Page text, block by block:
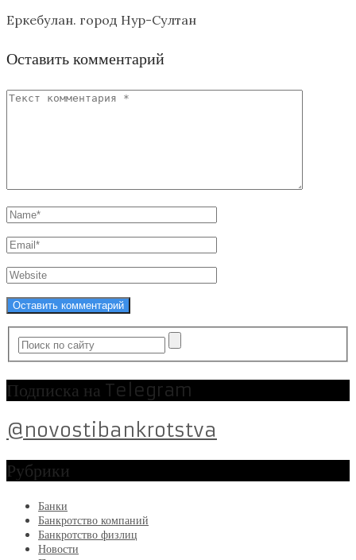
Еркебулан. город Нур-Султан
Оставить комментарий
Подписка на Telegram
@novostibankrotstva
Рубрики
Банки
Банкротство компаний
Банкротство физлиц
Новости